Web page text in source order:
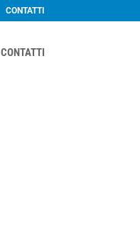
CONTATTI
CONTATTI